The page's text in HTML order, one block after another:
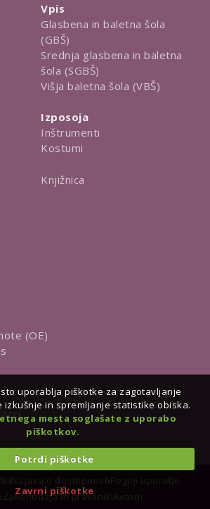
Vpis
Glasbena in baletna šola
(GBŠ)
Srednja glasbena in baletna
šola (SGBŠ)
Višja baletna šola (VBŠ)
Izposoja
Inštrumenti
Kostumi
Knjižnica
(OE)
Izjava o dostopnostiPogoji uporabe
Zakonodaja in pravilniki Avtorji
uporablja piškotke za zagotavljanje
izkušnje in spremljanje statistike obiska.
mesta soglašate z uporabo
piškotkov.
Potrdi piškotke
Zavrni piškotke